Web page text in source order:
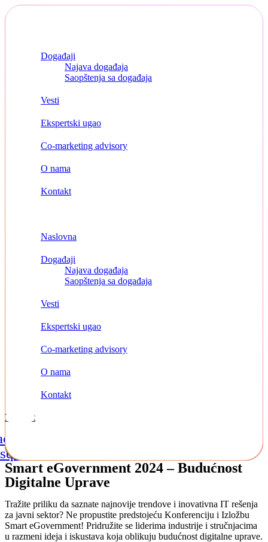
Skip
to
Događaji
Najava događaja
Saopštenja sa događaja
Vesti
Ekspertski ugao
Co-marketing advisory
O nama
Kontakt
Naslovna
Događaji
Najava događaja
Saopštenja sa događaja
Vesti
Ekspertski ugao
Co-marketing advisory
O nama
Kontakt
Kontakt
square
Smart eGovernment 2024 – Budućnost
Digitalne Uprave
Tražite priliku da saznate najnovije trendove i inovativna IT rešenja
za javni sektor? Ne propustite predstojeću Konferenciju i Izložbu
Smart eGovernment! Pridružite se liderima industrije i stručnjacima
u razmeni ideja i iskustava koja oblikuju budućnost digitalne uprave.